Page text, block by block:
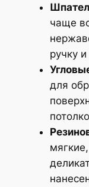
чаще
ручку
для